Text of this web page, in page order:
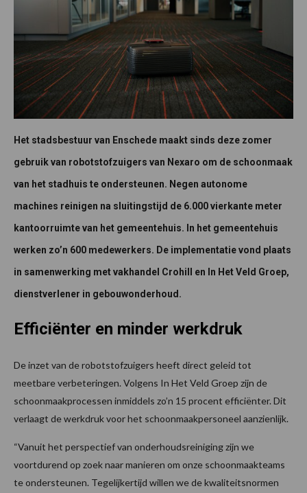
Het stadsbestuur van Enschede maakt sinds deze zomer
gebruik van robotstofzuigers van Nexaro om de schoonmaak
van het stadhuis te ondersteunen. Negen autonome
machines reinigen na sluitingstijd de 6.000 vierkante meter
kantoorruimte van het gemeentehuis. In het gemeentehuis
werken zo’n 600 medewerkers. De implementatie vond plaats
in samenwerking met vakhandel Crohill en In Het Veld Groep,
dienstverlener in gebouwonderhoud.
Efficiënter en minder werkdruk
De inzet van de robotstofzuigers heeft direct geleid tot
meetbare verbeteringen. Volgens In Het Veld Groep zijn de
schoonmaakprocessen inmiddels zo’n 15 procent efficiënter. Dit
verlaagt de werkdruk voor het schoonmaakpersoneel aanzienlijk.
“Vanuit het perspectief van onderhoudsreiniging zijn we
voortdurend op zoek naar manieren om onze schoonmaakteams
te ondersteunen. Tegelijkertijd willen we de kwaliteitsnormen